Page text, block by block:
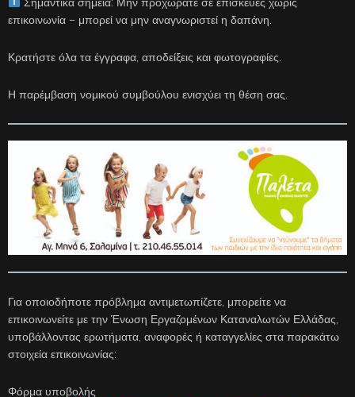
επικοινωνία – μπορεί να μην αναγνωριστεί η δαπάνη.
Κρατήστε όλα τα έγγραφα, αποδείξεις και φωτογραφίες.
Η παρέμβαση νομικού συμβούλου ενισχύει τη θέση σας.
Για οποιοδήποτε πρόβλημα αντιμετωπίζετε, μπορείτε να
επικοινωνείτε με την Ένωση Εργαζομένων Καταναλωτών Ελλάδας,
υποβάλλοντας ερωτήματα, αναφορές ή καταγγελίες στα παρακάτω
στοιχεία επικοινωνίας:
Φόρμα υποβολής